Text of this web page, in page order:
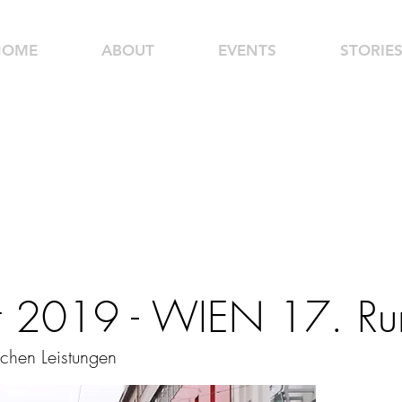
ABOUT EVENTS STORIES
2019 - WIEN 17.
Leistungen